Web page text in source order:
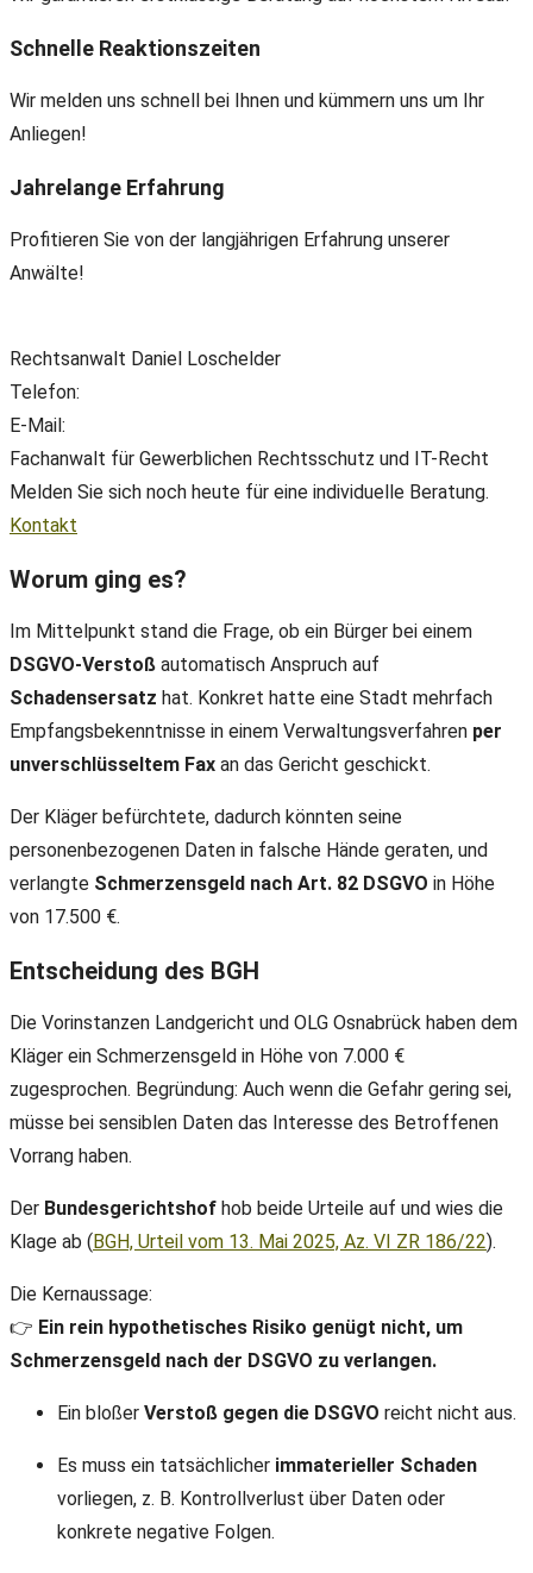
Schnelle Reaktionszeiten
Wir melden uns schnell bei Ihnen und kümmern uns um Ihr
Anliegen!
Jahrelange Erfahrung
Profitieren Sie von der langjährigen Erfahrung unserer
Anwälte!
Rechtsanwalt Daniel Loschelder
Telefon:
E-Mail:
Fachanwalt für Gewerblichen Rechtsschutz und IT-Recht
Melden Sie sich noch heute für eine individuelle Beratung.
Kontakt
Worum ging es?
Im Mittelpunkt stand die Frage, ob ein Bürger bei einem
DSGVO-Verstoß automatisch Anspruch auf
Schadensersatz hat. Konkret hatte eine Stadt mehrfach
Empfangsbekenntnisse in einem Verwaltungsverfahren per
unverschlüsseltem Fax an das Gericht geschickt.
Der Kläger befürchtete, dadurch könnten seine
personenbezogenen Daten in falsche Hände geraten, und
verlangte Schmerzensgeld nach Art. 82 DSGVO in Höhe
von 17.500 €.
Entscheidung des BGH
Die Vorinstanzen Landgericht und OLG Osnabrück haben dem
Kläger ein Schmerzensgeld in Höhe von 7.000 €
zugesprochen. Begründung: Auch wenn die Gefahr gering sei,
müsse bei sensiblen Daten das Interesse des Betroffenen
Vorrang haben.
Der Bundesgerichtshof hob beide Urteile auf und wies die
Klage ab ( BGH, Urteil vom 13. Mai 2025, Az. VI ZR 186/22).
Die Kernaussage:
👉 Ein rein hypothetisches Risiko genügt nicht, um
Schmerzensgeld nach der DSGVO zu verlangen.
Ein bloßer Verstoß gegen die DSGVO reicht nicht aus.
Es muss ein tatsächlicher immaterieller Schaden
vorliegen, z. B. Kontrollverlust über Daten oder
konkrete negative Folgen.